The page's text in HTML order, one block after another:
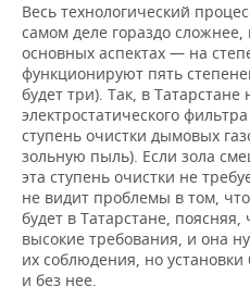
Весь технологический
самом деле гораздо
основных аспектах — на
функционируют пять
будет три). Так, в Татарстане
электростатического
ступень очистки дымовых
зольную пыль). Если зола
эта ступень очистки не
не видит проблемы в том,
будет в Татарстане,
высокие требования, и она
их соблюдения, но
и без нее.